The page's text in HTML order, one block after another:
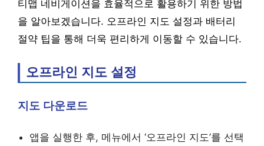
티맵 네비게이션을 효율적으로 활용하기 위한 방법
을 알아보겠습니다. 오프라인 지도 설정과 배터리
절약 팁을 통해 더욱 편리하게 이동할 수 있습니다.
오프라인 지도 설정
지도 다운로드
앱을 실행한 후, 메뉴에서 ‘오프라인 지도’를 선택